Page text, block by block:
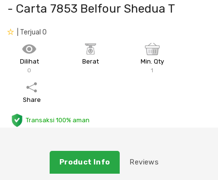
Plafon & Partisi
Aksesoris Dapur
Aksesoris Perabot
Material Alam
Produk Pracetak
Semen & Sejenisnya
Sistem Elektrikal
Lampu & Listrik
- Carta 7853 Belfour Shedua T
| Terjual 0
Dilihat
0
Berat Min. Qty
1
Share
Transaksi 100% aman
Product Info Reviews